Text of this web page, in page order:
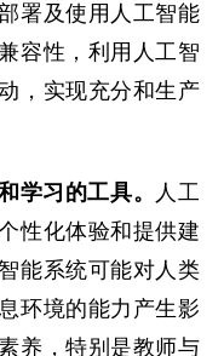
署及使用人工智能
容性，利用人工智
，实现充分和生产
学习的工具。
人工
性化体验和提供建
能系统可能对人类
环境的能力产生影
养，特别是教师与